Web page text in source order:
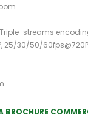
Triple-streams
25/30/50/60fps@720P
BROCHURE